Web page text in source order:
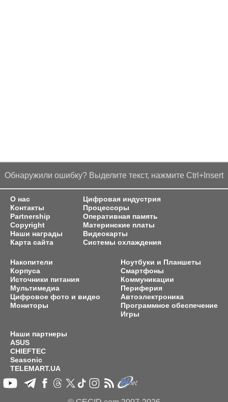
Обнаружили ошибку? Выделите текст, нажмите Ctrl+Insert
О нас
Контакты
Partnership
Copyright
Наши награды
Карта сайта
Цифровая индустрия
Процессоры
Оперативная память
Материнские платы
Видеокарты
Системы охлаждения
Накопители
Корпуса
Источники питания
Мультимедиа
Цифровое фото и видео
Мониторы
Ноутбуки и Планшеты
Смартфоны
Коммуникации
Периферия
Автоэлектроника
Программное обеспечение
Игры
Наши партнеры
ASUS
CHIEFTEC
Seasonic
TELEMART.UA